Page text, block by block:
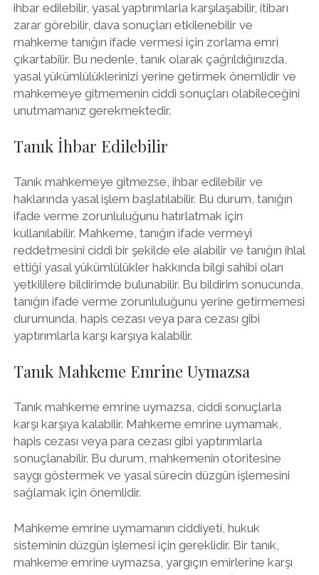
ihbar edilebilir, yasal yaptırımlarla karşılaşabilir, itibarı
zarar görebilir, dava sonuçları etkilenebilir ve
mahkeme tanığın ifade vermesi için zorlama emri
çıkartabilir. Bu nedenle, tanık olarak çağrıldığınızda,
yasal yükümlülüklerinizi yerine getirmek önemlidir ve
mahkemeye gitmemenin ciddi sonuçları olabileceğini
unutmamanız gerekmektedir.
Tanık İhbar Edilebilir
Tanık mahkemeye gitmezse, ihbar edilebilir ve
haklarında yasal işlem başlatılabilir. Bu durum, tanığın
ifade verme zorunluluğunu hatırlatmak için
kullanılabilir. Mahkeme, tanığın ifade vermeyi
reddetmesini ciddi bir şekilde ele alabilir ve tanığın ihlal
ettiği yasal yükümlülükler hakkında bilgi sahibi olan
yetkililere bildirimde bulunabilir. Bu bildirim sonucunda,
tanığın ifade verme zorunluluğunu yerine getirmemesi
durumunda, hapis cezası veya para cezası gibi
yaptırımlarla karşı karşıya kalabilir.
Tanık Mahkeme Emrine Uymazsa
Tanık mahkeme emrine uymazsa, ciddi sonuçlarla
karşı karşıya kalabilir. Mahkeme emrine uymamak,
hapis cezası veya para cezası gibi yaptırımlarla
sonuçlanabilir. Bu durum, mahkemenin otoritesine
saygı göstermek ve yasal sürecin düzgün işlemesini
sağlamak için önemlidir.
Mahkeme emrine uymamanın ciddiyeti, hukuk
sisteminin düzgün işlemesi için gereklidir. Bir tanık,
mahkeme emrine uymazsa, yargıçın emirlerine karşı